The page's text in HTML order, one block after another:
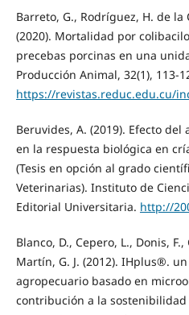
Barreto, G., Rodríguez, H. de la
(2020). Mortalidad por
precebas porcinas en una
Producción Animal, 32(1), 113-
https://revistas.reduc.edu.cu/
Beruvides, A. (2019). Efecto del
en la respuesta biológica en
(Tesis en opción al grado
Veterinarias). Instituto de
Editorial Universitaria. http://
Blanco, D., Cepero, L., Donis,
Martín, G. J. (2012). IHplus®.
agropecuario basado en
contribución a la